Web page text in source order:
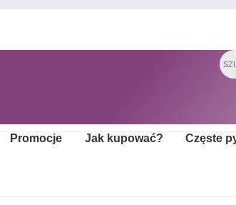
Promocje Jak kupować? Częste